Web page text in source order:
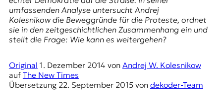
e
r
D
E
umfassenden Analyse untersucht Andrej
Kolesnikow die Beweggründe für die Proteste, ordnet
sie in den zeitgeschichtlichen Zusammenhang ein und
stellt die Frage: Wie kann es weitergehen?
Original 1. Dezember 2014 von Andrej W. Kolesnikow
auf The New Times
Übersetzung 22. September 2015von dekoder-Team